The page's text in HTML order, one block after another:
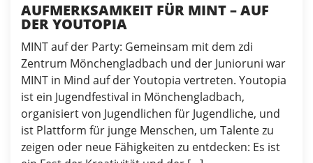
AUFMERKSAMKEIT FÜR MINT – AUF
DER YOUTOPIA
MINT auf der Party: Gemeinsam mit dem zdi
Zentrum Mönchengladbach und der Junioruni war
MINT in Mind auf der Youtopia vertreten. Youtopia
ist ein Jugendfestival in Mönchengladbach,
organisiert von Jugendlichen für Jugendliche, und
ist Plattform für junge Menschen, um Talente zu
zeigen oder neue Fähigkeiten zu entdecken: Es ist